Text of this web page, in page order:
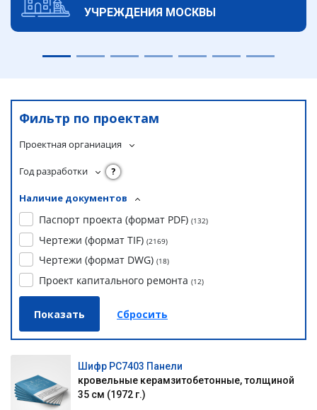
УЧРЕЖДЕНИЯ МОСКВЫ
Фильтр по проектам
Проектная органиация
Год разработки ?
Наличие документов
Паспорт проекта (формат PDF) (132)
Чертежи (формат TIF) (2169)
Чертежи (формат DWG) (18)
Проект капитального ремонта (12)
Шифр РС7403 Панели
кровельные керамзитобетонные, толщиной
35 см (1972 г.)